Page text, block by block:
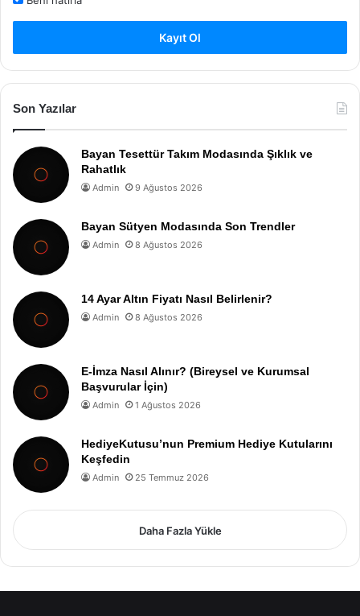
Kayıt Ol
Son Yazılar
Bayan Tesettür Takım Modasında Şıklık ve
Rahatlık
Admin 9 Ağustos 2026
Bayan Sütyen Modasında Son Trendler
Admin 8 Ağustos 2026
14 Ayar Altın Fiyatı Nasıl Belirlenir?
Admin 8 Ağustos 2026
E-İmza Nasıl Alınır? (Bireysel ve Kurumsal
Başvurular İçin)
Admin 1 Ağustos 2026
HediyeKutusu’nun Premium Hediye Kutularını
Keşfedin
Admin 25 Temmuz 2026
Daha Fazla Yükle